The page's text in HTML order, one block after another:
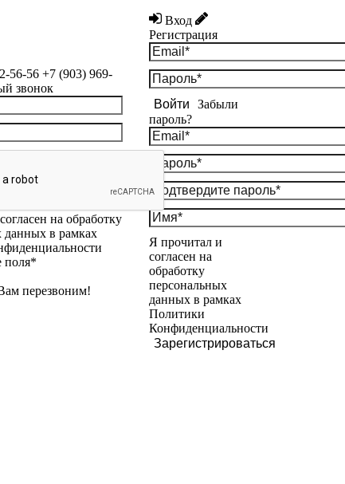
56-56 +7 (903) 969-
звонок
на обработку
данных в рамках
поля*
перезвоним!
Вход
Регистрация
Войти
Забыли
пароль?
Я прочитал и
согласен на
обработку
персональных
данных в рамках
Политики
Конфиденциальности
Зарегистрироваться